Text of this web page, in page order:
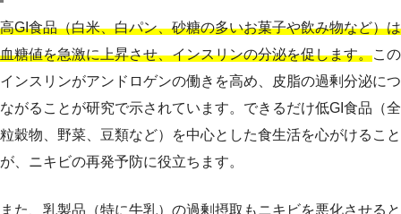
高GI食品（白米、白パン、砂糖の多いお菓子や飲み物など）は
血糖値を急激に上昇させ、インスリンの分泌を促します。この
インスリンがアンドロゲンの働きを高め、皮脂の過剰分泌につ
ながることが研究で示されています。できるだけ低GI食品（全
粒穀物、野菜、豆類など）を中心とした食生活を心がけること
が、ニキビの再発予防に役立ちます。
また、乳製品（特に牛乳）の過剰摂取もニキビを悪化させると